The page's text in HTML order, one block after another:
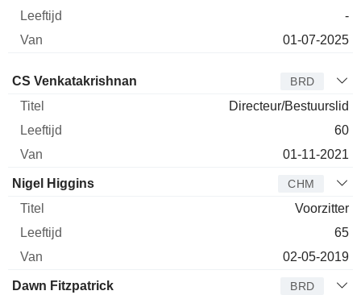
-
01-07-2025
Bestuurder Titel Leeftijd
CS Venkatakrishnan BRD
Directeur/Bestuurslid
60
01-11-2021
Nigel Higgins CHM
Voorzitter
65
02-05-2019
Dawn Fitzpatrick BRD